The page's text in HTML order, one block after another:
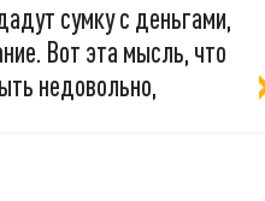
сумку с деньгами,
Вот эта мысль, что
недовольно,